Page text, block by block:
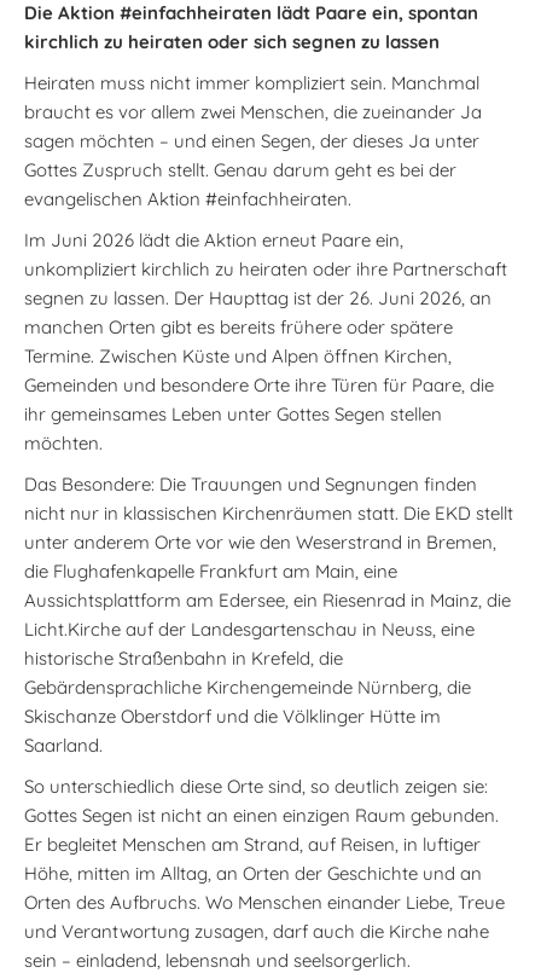
Die Aktion #einfachheiraten lädt Paare ein, spontan
kirchlich zu heiraten oder sich segnen zu lassen
Heiraten muss nicht immer kompliziert sein. Manchmal
braucht es vor allem zwei Menschen, die zueinander Ja
sagen möchten – und einen Segen, der dieses Ja unter
Gottes Zuspruch stellt. Genau darum geht es bei der
evangelischen Aktion #einfachheiraten.
Im Juni 2026 lädt die Aktion erneut Paare ein,
unkompliziert kirchlich zu heiraten oder ihre Partnerschaft
segnen zu lassen. Der Haupttag ist der 26. Juni 2026, an
manchen Orten gibt es bereits frühere oder spätere
Termine. Zwischen Küste und Alpen öffnen Kirchen,
Gemeinden und besondere Orte ihre Türen für Paare, die
ihr gemeinsames Leben unter Gottes Segen stellen
möchten.
Das Besondere: Die Trauungen und Segnungen finden
nicht nur in klassischen Kirchenräumen statt. Die EKD stellt
unter anderem Orte vor wie den Weserstrand in Bremen,
die Flughafenkapelle Frankfurt am Main, eine
Aussichtsplattform am Edersee, ein Riesenrad in Mainz, die
Licht.Kirche auf der Landesgartenschau in Neuss, eine
historische Straßenbahn in Krefeld, die
Gebärdensprachliche Kirchengemeinde Nürnberg, die
Skischanze Oberstdorf und die Völklinger Hütte im
Saarland.
So unterschiedlich diese Orte sind, so deutlich zeigen sie:
Gottes Segen ist nicht an einen einzigen Raum gebunden.
Er begleitet Menschen am Strand, auf Reisen, in luftiger
Höhe, mitten im Alltag, an Orten der Geschichte und an
Orten des Aufbruchs. Wo Menschen einander Liebe, Treue
und Verantwortung zusagen, darf auch die Kirche nahe
sein – einladend, lebensnah und seelsorgerlich.